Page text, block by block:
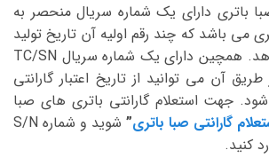
باتری دارای یک شماره سریال منحصر به
می باشد که چند رقم اولیه آن تاریخ تولید
باتری را نشان می دهد. همچین دارای یک شماره سریال TC/SN
آن می توانید از تاریخ اعتبار گارانتی
جهت استعلام گارانتی باتری های صبا
گارانتی صبا باتری”
شوید و شماره S/N
کنید.